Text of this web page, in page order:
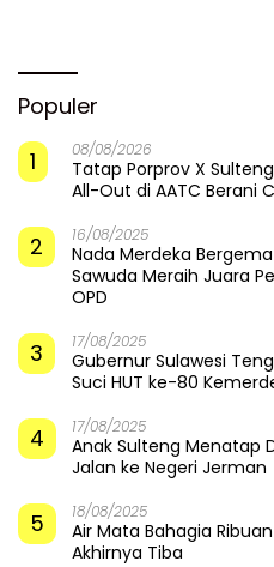
Populer
1
08/08/2026
Tatap Porprov X
All-Out di AATC Berani
2 16/08/2025
Nada Merdeka
Sawuda Meraih Juara
OPD
3 17/08/2025
Gubernur Sulawesi
Suci HUT ke-80
4 17/08/2025
Anak Sulteng Menatap
Jalan ke Negeri Jerman
5 18/08/2025
Air Mata Bahagia
Akhirnya Tiba